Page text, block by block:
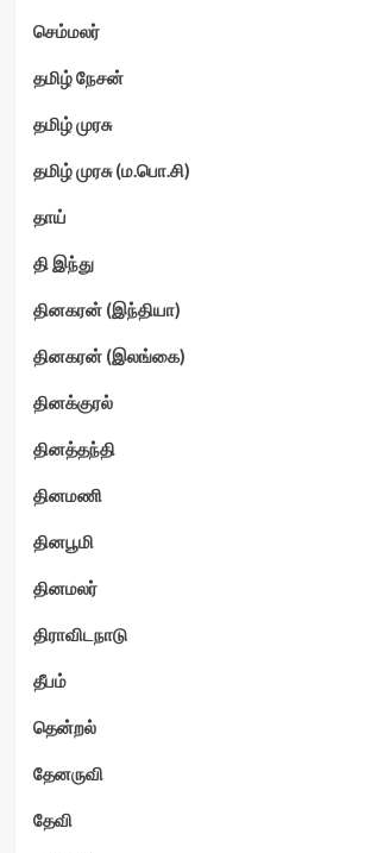
செம்மலர்
தமிழ் நேசன்
தமிழ் முரசு
தமிழ் முரசு (ம.பொ.சி)
தாய்
தி இந்து
தினகரன் (இந்தியா)
தினகரன் (இலங்கை)
தினக்குரல்
தினத்தந்தி
தினமணி
தினபூமி
தினமலர்
திராவிடநாடு
தீபம்
தென்றல்
தேனருவி
தேவி